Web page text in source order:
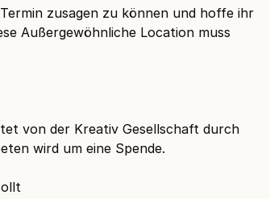
zusagen zu können und hoffe ihr
Außergewöhnliche Location muss
von der Kreativ Gesellschaft durch
wird um eine Spende.